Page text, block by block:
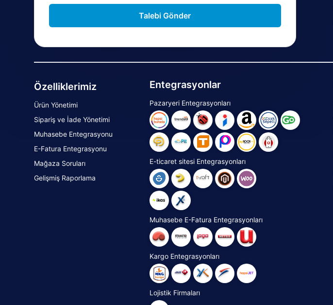
Talebi Gönder
Özelliklerimiz
Ürün Yönetimi
Sipariş ve İade Yönetimi
Muhasebe Entegrasyonu
E-Fatura Entegrasyonu
Mağaza Soruları
Gelişmiş Raporlama
Entegrasyonlar
Pazaryeri Entegrasyonları
E-ticaret sitesi Entegrasyonları
Muhasebe E-Fatura Entegrasyonları
Kargo Entegrasyonları
Lojistik Firmaları